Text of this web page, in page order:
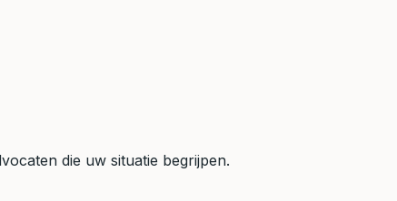
die uw situatie begrijpen.